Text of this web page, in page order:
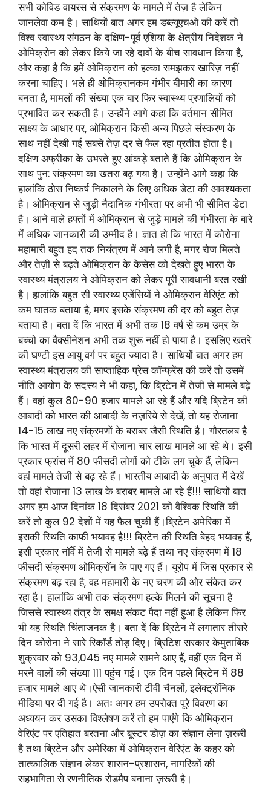
सभी कोविड वायरस से संक्रमण के मामले में तेज़ है लेकिन
जानलेवा कम है। साथियों बात अगर हम डब्ल्यूएचओ की करें तो
विश्व स्वास्थ्य संगठन के दक्षिण-पूर्व एशिया के क्षेत्रीय निदेशक ने
ओमिक्रोन को लेकर किये जा रहे दावों के बीच सावधान किया है,
और कहा है कि हमें ओमिक्रान को हल्का समझकर खारिज़ नहीं
करना चाहिए। भले ही ओमिक्रानकम गंभीर बीमारी का कारण
बनता है, मामलों की संख्या एक बार फिर स्वास्थ्य प्रणालियों को
प्रभावित कर सकती है। उन्होंने आगे कहा कि वर्तमान सीमित
साक्ष्य के आधार पर, ओमिक्रान किसी अन्य पिछले संस्करण के
साथ नहीं देखी गई सबसे तेज़ दर से फैल रहा प्रतीत होता है।
दक्षिण अफ्रीका के उभरते हुए आंकड़े बताते हैं कि ओमिक्रान के
साथ पुन: संक्रमण का खतरा बढ़ गया है। उन्होंने आगे कहा कि
हालांकि ठोस निष्कर्ष निकालने के लिए अधिक डेटा की आवश्यकता
है। ओमिक्रान से जुड़ी नैदानिक ​​गंभीरता पर अभी भी सीमित डेटा
है। आने वाले हफ्तों में ओमिक्रान से जुड़े मामले की गंभीरता के बारे
में अधिक जानकारी की उम्मीद है। ज्ञात हो कि भारत में कोरोना
महामारी बहुत हद तक नियंत्रण में आने लगी है, मगर रोज मिलते
और तेज़ी से बढ़ते ओमिक्रान के केसेस को देखते हुए भारत के
स्वास्थ्य मंत्रालय ने ओमिक्रान को लेकर पूरी सावधानी बरत रखी
है। हालांकि बहुत सी स्वास्थ्य एजेंसियों ने ओमिक्रान वेरिएंट को
कम घातक बताया है, मगर इसके संक्रमण की दर को बहुत तेज़
बताया है। बता दें कि भारत में अभी तक 18 वर्ष से कम उम्र के
बच्चो का वैक्सीनेशन अभी तक शुरू नहीं हो पाया है। इसलिए खतरे
की घण्टी इस आयु वर्ग पर बहुत ज्यादा है। साथियों बात अगर हम
स्वास्थ्य मंत्रालय की साप्ताहिक प्रेस कॉन्फ्रेंस की करें तो उसमें
नीति आयोग के सदस्य ने भी कहा, कि ब्रिटेन में तेजी से मामले बढ़े
हैं। वहां कुल 80-90 हजार मामले आ रहे हैं और यदि ब्रिटेन की
आबादी को भारत की आबादी के नज़रिये से देखें, तो यह रोजाना
14-15 लाख नए संक्रमणों के बराबर जैसी स्थिति है। गौरतलब है
कि भारत में दूसरी लहर में रोजाना चार लाख मामले आ रहे थे। इसी
प्रकार फ्रांस में 80 फीसदी लोगों को टीके लग चुके हैं, लेकिन
वहां मामले तेजी से बढ़ रहे हैं। भारतीय आबादी के अनुपात में देखें
तो वहां रोजाना 13 लाख के बराबर मामले आ रहे हैं!!! साथियों बात
अगर हम आज दिनांक 18 दिसंबर 2021 को वैश्विक स्थिति की
करें तो कुल 92 देशों में यह फैल चुकी हैं।ब्रिटेन अमेरिका में
इसकी स्थिति काफी भयावह है!!! ब्रिटेन की स्थिति बेहद भयावह हैं,
इसी प्रकार नॉर्वे में तेजी से मामले बढ़े हैं तथा नए संक्रमण में 18
फीसदी संक्रमण ओमिक्रॉन के पाए गए हैं। यूरोप में जिस प्रकार से
संक्रमण बढ़ रहा है, वह महामारी के नए चरण की ओर संकेत कर
रहा है। हालांकि अभी तक संक्रमण हल्के मिलने की सूचना है
जिससे स्वास्थ्य तंत्र के समक्ष संकट पैदा नहीं हुआ है लेकिन फिर
भी यह स्थिति चिंताजनक है। बता दें कि ब्रिटेन में लगातार तीसरे
दिन कोरोना ने सारे रिकॉर्ड तोड़ दिए। ब्रिटिश सरकार केमुताबिक
शुक्रवार को 93,045 नए मामले सामने आए हैं, वहीं एक दिन में
मरने वालों की संख्या 111 पहुंच गई। एक दिन पहले ब्रिटेन में 88
हजार मामले आए थे।ऐसी जानकारी टीवी चैनलों, इलेक्ट्रॉनिक
मीडिया पर दी गई है। अतः अगर हम उपरोक्त पूरे विवरण का
अध्ययन कर उसका विश्लेषण करें तो हम पाएंगे कि ओमिक्रान
वेरिएंट पर एतिहात बरतना और बूस्टर डोज़ का संज्ञान लेना ज़रूरी
है तथा ब्रिटेन और अमेरिका में ओमिक्रान वेरिएंट के कहर को
तात्कालिक संज्ञान लेकर शासन-प्रशासन, नागरिकों की
सहभागिता से रणनीतिक रोडमैप बनाना ज़रूरी है।